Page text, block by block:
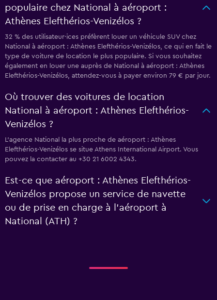
populaire chez National à aéroport :
Athènes Elefthérios-Venizélos ?
32 % des utilisateur·ices préfèrent louer un véhicule SUV chez
National à aéroport : Athènes Elefthérios-Venizélos, ce qui en fait le
type de voiture de location le plus populaire. Si vous souhaitez
également en louer une auprès de National à aéroport : Athènes
Elefthérios-Venizélos, attendez-vous à payer environ 79 € par jour.
Où trouver des voitures de location
National à aéroport : Athènes Elefthérios-
Venizélos ?
L’agence National la plus proche de aéroport : Athènes
Elefthérios-Venizélos se situe Athens International Airport. Vous
pouvez la contacter au +30 21 6002 4343.
Est-ce que aéroport : Athènes Elefthérios-
Venizélos propose un service de navette
ou de prise en charge à l’aéroport à
National (ATH) ?